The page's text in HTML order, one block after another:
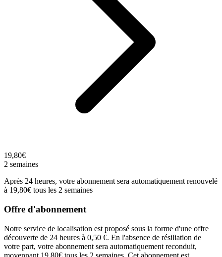
19,80€
2 semaines
Après 24 heures, votre abonnement sera automatiquement renouvelé
à 19,80€ tous les 2 semaines
Offre d'abonnement
Notre service de localisation est proposé sous la forme d'une offre
découverte de 24 heures à 0,50 €. En l'absence de résiliation de
votre part, votre abonnement sera automatiquement reconduit,
moyennant 19,80€ tous les 2 semaines. Cet abonnement est